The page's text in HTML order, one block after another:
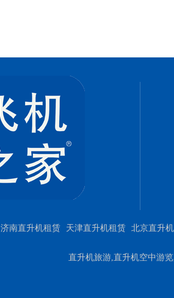
济南直升机租赁 天津直升机租赁 北京直升
直升机旅游,直升机空中游